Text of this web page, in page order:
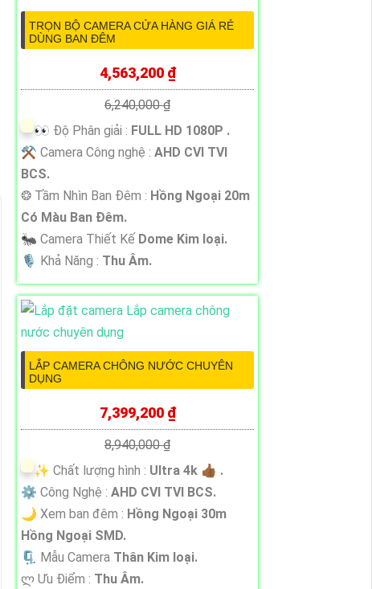
TRỌN BỘ CAMERA CỬA HÀNG GIÁ RẺ
DÙNG BAN ĐÊM
4,563,200 ₫
6,240,000 ₫
️👀 Độ Phân giải : FULL HD 1080P .
⚒ Camera Công nghệ : AHD CVI TVI
BCS.
❂ Tầm Nhìn Ban Đêm : Hồng Ngoại 20m
Có Màu Ban Ðêm.
🐜 Camera Thiết Kế Dome Kim loại.
️🎙 Khả Năng : Thu Âm.
LẮP CAMERA CHÔNG NƯỚC CHUYÊN
DỤNG
7,399,200 ₫
8,940,000 ₫
✨ Chất lượng hình : Ultra 4k 👍🏾 .
⚙ Công Nghệ : AHD CVI TVI BCS.
🌙 Xem ban đêm : Hồng Ngoại 30m
Hồng Ngoại SMD.
🗜️ Mẫu Camera Thân Kim loại.
️ლ Ưu Điểm : Thu Âm.